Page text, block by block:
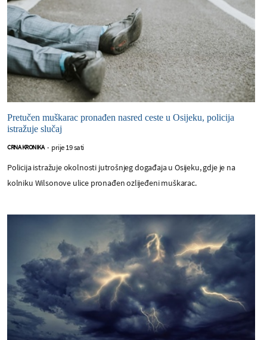
Pretučen muškarac pronađen nasred ceste u Osijeku, policija
istražuje slučaj
CRNA KRONIKA - prije 19 sati
Policija istražuje okolnosti jutrošnjeg događaja u Osijeku, gdje je na
kolniku Wilsonove ulice pronađen ozlijeđeni muškarac.